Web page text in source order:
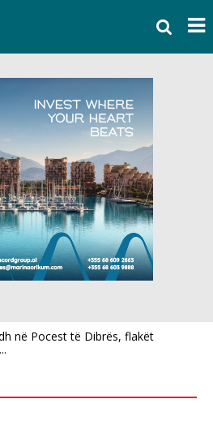
në Pocest të Dibrës, flakët
në Tiranë, shkak një defekt